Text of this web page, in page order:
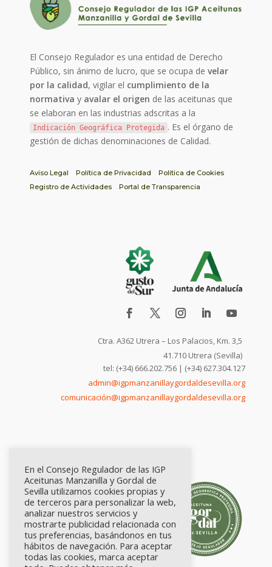
El Consejo Regulador es una entidad de Derecho
Público, sin ánimo de lucro, que se ocupa develar
por la calidad, vigilar el cumplimiento de la
normativa y avalar el origen de las aceitunas que
se elaboran en las industrias adscritas a la
Indicación Geográfica Protegida . Es el órgano de
gestión de dichas denominaciones de Calidad.
Aviso Legal Política de Privacidad
Política de Cookies
Registro de Actividades
Portal de Transparencia
Ctra. A362 Utrera – Los Palacios, Km. 3,5
41.710 Utrera (Sevilla)
tel: (+34) 666.202.756 | (+34) 627.304.127
admin@igpmanzanillaygordaldesevilla.org
comunicación@igpmanzanillaygordaldesevilla.org
En el Consejo Regulador de las IGP
Aceitunas Manzanilla y Gordal de
Sevilla utilizamos cookies propias y
de terceros para personalizar la web,
analizar nuestros servicios y
mostrarte publicidad relacionada con
tus preferencias, basándonos en tus
hábitos de navegación. Para aceptar
todas las cookies, marca aceptar